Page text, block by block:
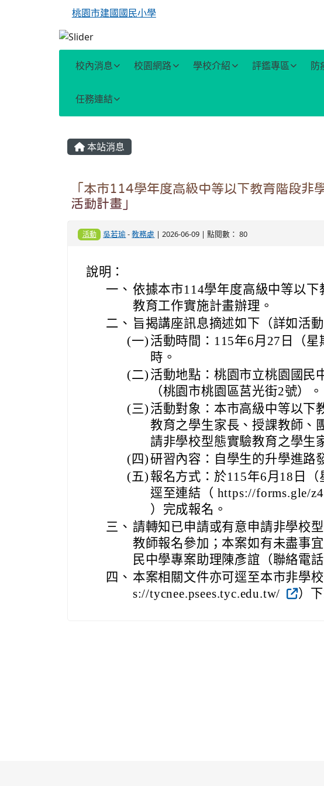
桃園市建國國民小學
校內消息 校園網路 學校介紹 評鑑專區 防
任務連結
主內容區域
本站消息
「本市114學年度高級中等以下教育階段非
活動計畫」
活動 吳若瑜-教務處 | 2026-06-09 | 點閱數： 80
說明：
一、 依據本市114學年度高級中等以
教育工作實施計畫辦理。
二、 旨揭講座訊息摘述如下（詳如活動
(一) 活動時間：115年6月27日（
時。
(二) 活動地點：桃園市立桃園國民
（桃園市桃園區莒光街2號）。
(三) 活動對象：本市高級中等以下
教育之學生家長、授課教師、
請非學校型態實驗教育之學生
(四)研習內容：自學生的升學進路
(五) 報名方式：於115年6月18日
逕至連結（ https://forms.gle/
）完成報名。
三、 請轉知已申請或有意申請非學校
教師報名參加；本案如有未盡事
民中學專案助理陳彥誼（聯絡電
四、 本案相關文件亦可逕至本市非學
s://tycnee.psees.tyc.edu.tw/
）